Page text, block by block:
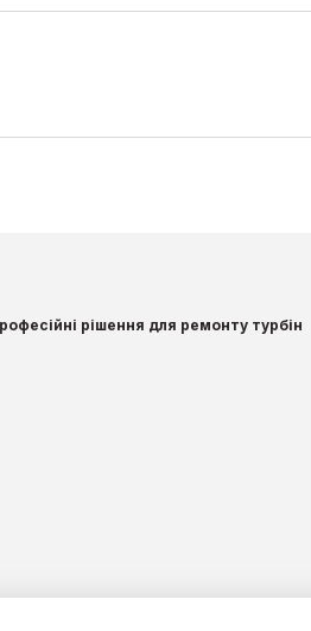
рішення для ремонту турбін